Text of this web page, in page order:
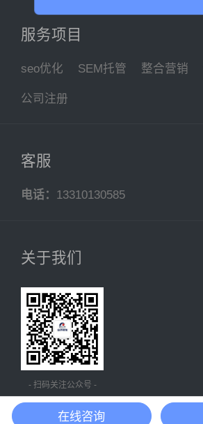
服务项目
seo优化 SEM托管 整合营销
公司注册
客服
电话： 13310130585
关于我们
- 扫码关注公众号 -
在线咨询